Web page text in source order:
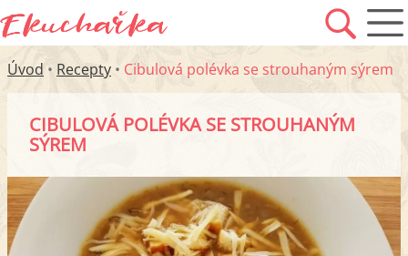
Úvod • Recepty • Cibulová polévka se strouhaným sýrem
CIBULOVÁ POLÉVKA SE STROUHANÝM
SÝREM